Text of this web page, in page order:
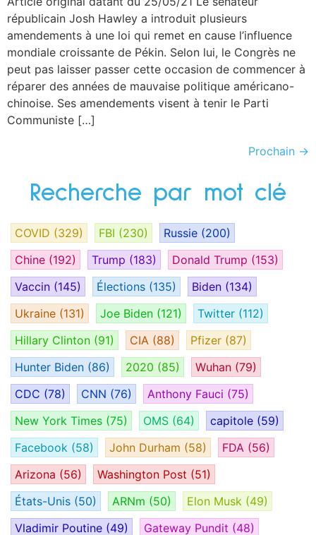
républicain Josh Hawley a introduit plusieurs
amendements à une loi qui remet en cause l’influence
mondiale croissante de Pékin. Selon lui, le Congrès ne
peut pas laisser passer cette occasion de commencer à
réparer des années de mauvaise politique américano-
chinoise. Ses amendements visent à tenir le Parti
Communiste […]
Prochain →
Recherche par mot clé
COVID (329) FBI (230) Russie (200)
Chine (192) Trump (183) Donald Trump (153)
Vaccin (145) Élections (135) Biden (134)
Ukraine (131) Joe Biden (121) Twitter (112)
Hillary Clinton (91) CIA (88) Pfizer (87)
Hunter Biden (86) 2020 (85) Wuhan (79)
CDC (78) CNN (76) Anthony Fauci (75)
New York Times (75) OMS (64) capitole (59)
Facebook (58) John Durham (58) FDA (56)
Arizona (56) Washington Post (51)
États-Unis (50) ARNm (50) Elon Musk (49)
Vladimir Poutine (49) Gateway Pundit (48)